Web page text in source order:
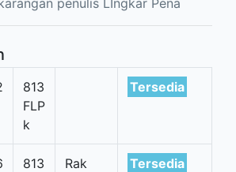
813
FLP
k
Tersedia
813
Rak
Tersedia